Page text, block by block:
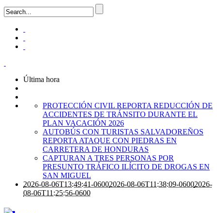
Última hora
PROTECCIÓN CIVIL REPORTA REDUCCIÓN DE
ACCIDENTES DE TRÁNSITO DURANTE EL
PLAN VACACIÓN 2026
AUTOBÚS CON TURISTAS SALVADOREÑOS
REPORTA ATAQUE CON PIEDRAS EN
CARRETERA DE HONDURAS
CAPTURAN A TRES PERSONAS POR
PRESUNTO TRÁFICO ILÍCITO DE DROGAS EN
SAN MIGUEL
2026-08-06T13:49:41-06002026-08-06T11:38:09-06002026-
08-06T11:25:56-0600